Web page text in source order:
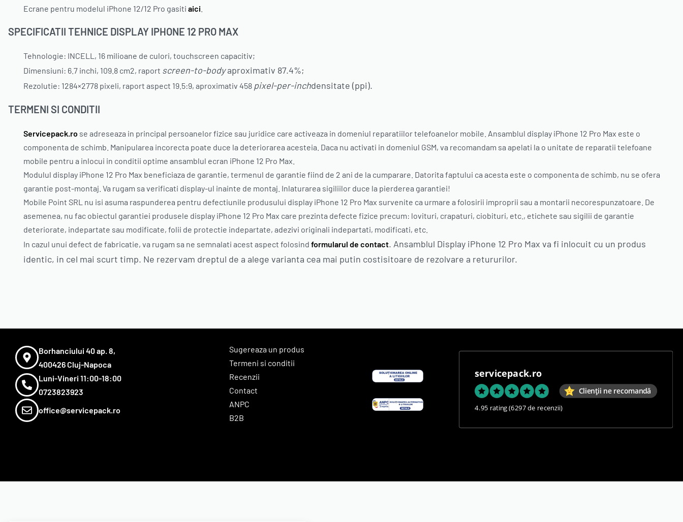
Ecrane pentru modelul iPhone 12/12 Pro gasiti aici
SPECIFICATII TEHNICE DISPLAY IPHONE 12 PRO MAX
Tehnologie: INCELL, 16 milioane de culori, touchscreen capacitiv;
Dimensiuni: 6.7 inchi, 109.8 cm2, raport screen-to-bodyaproximativ 87.4%;
Rezolutie: 1284×2778 pixeli, raport aspect 19.5:9, aproximativ 458 pixel-per-inchdensitate (ppi).
TERMENI SI CONDITII
Servicepack.ro se adreseaza in principal persoanelor fizice sau juridice care activeaza in domeniul reparatiilor telefoanelor mobile. Ansamblul display iPhone 12 Pro Max este o
componenta de schimb. Manipularea incorecta poate duce la deteriorarea acesteia. Daca nu activati in domeniul GSM, va recomandam sa apelati la o unitate de reparatii telefoane
mobile pentru a inlocui in conditii optime ansamblul ecran iPhone 12 Pro Max.
Modulul display iPhone 12 Pro Max beneficiaza de garantie, termenul de garantie fiind de 2 ani de la cumparare. Datorita faptului ca acesta este o componenta de schimb, nu se ofera
garantie post-montaj. Va rugam sa verificati display-ul inainte de montaj. Inlaturarea sigiliilor duce la pierderea garantiei!
Mobile Point SRL nu isi asuma raspunderea pentru defectiunile produsului display iPhone 12 Pro Max survenite ca urmare a folosirii improprii sau a montarii necorespunzatoare. De
asemenea, nu fac obiectul garantiei produsele display iPhone 12 Pro Max care prezinta defecte fizice precum: lovituri, crapaturi, ciobituri, etc., etichete sau sigilii de garantie
deteriorate, indepartate sau modificate, folii de protectie indepartate, adezivi originali indepartati, modificati, etc.
In cazul unui defect de fabricatie, va rugam sa ne semnalati acest aspect folosind formularul de contact. Ansamblul Display iPhone 12 Pro Max va fi inlocuit cu un produs
identic, in cel mai scurt timp. Ne rezervam dreptul de a alege varianta cea mai putin costisitoare de rezolvare a retururilor.
Borhanciului 40 ap. 8,
400426 Cluj-Napoca
Luni-Vineri 11:00-18:00
0723823923
office@servicepack.ro
Sugereaza un produs
Termeni si conditii
Recenzii
Contact
ANPC
B2B
servicepack.ro
Clienții ne recomandă
4.95 rating(6297 de recenzii)